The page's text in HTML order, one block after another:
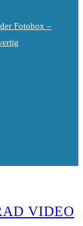
Fotobox –
VIDEO